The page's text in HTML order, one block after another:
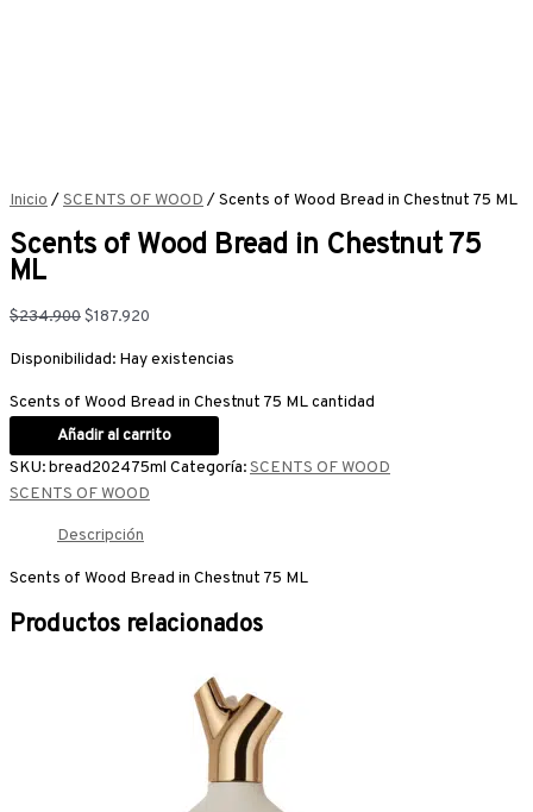
Inicio/ SCENTS OF WOOD/ Scents of Wood Bread in Chestnut 75 ML
Scents of Wood Bread in Chestnut 75
ML
$234.900$187.920
Disponibilidad: Hay existencias
Scents of Wood Bread in Chestnut 75 ML cantidad
Añadir al carrito
SKU:bread202475ml Categoría:SCENTS OF WOOD
SCENTS OF WOOD
Descripción
Scents of Wood Bread in Chestnut 75 ML
Productos relacionados